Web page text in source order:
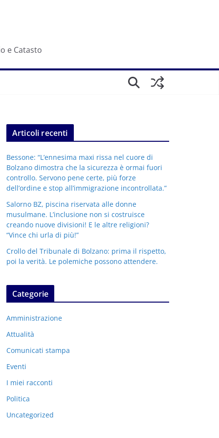
e Catasto
Articoli recenti
Bessone: “L’ennesima maxi rissa nel cuore di
Bolzano dimostra che la sicurezza è ormai fuori
controllo. Servono pene certe, più forze
dell’ordine e stop all’immigrazione incontrollata.”
Salorno BZ, piscina riservata alle donne
musulmane. L’inclusione non si costruisce
creando nuove divisioni! E le altre religioni?
“Vince chi urla di più!”
Crollo del Tribunale di Bolzano: prima il rispetto,
poi la verità. Le polemiche possono attendere.
Categorie
Amministrazione
Attualità
Comunicati stampa
Eventi
I miei racconti
Politica
Uncategorized